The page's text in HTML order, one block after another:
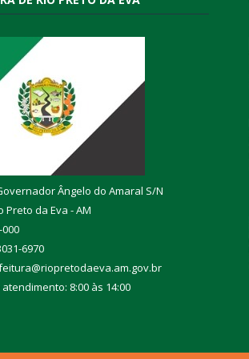
Ângelo do Amaral S/N
Preto da Eva - AM
000
6970
8:00 às 14:00